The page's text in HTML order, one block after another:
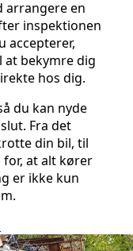
arrangere en
inspektionen
accepterer,
bekymre dig
hos dig.
du kan nyde
Fra det
din bil, til
at alt kører
er ikke kun